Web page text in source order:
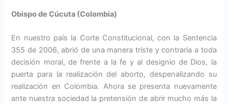
Obispo de Cúcuta (Colombia)
En nuestro país la Corte Constitucional, con la Sentencia
355 de 2006, abrió de una manera triste y contraria a toda
decisión moral, de frente a la fe y al designio de Dios, la
puerta para la realización del aborto, despenalizando su
realización en Colombia. Ahora se presenta nuevamente
ante nuestra sociedad la pretensión de abrir mucho más la